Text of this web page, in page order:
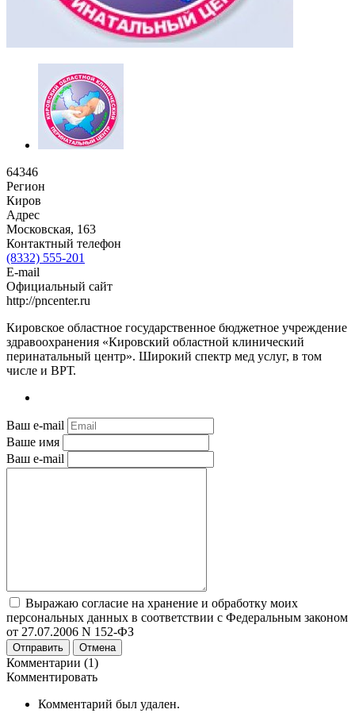
64346
Регион
Киров
Адрес
Московская, 163
Контактный телефон
(8332) 555-201
E-mail
Официальный сайт
http://pncenter.ru
Кировское областное государственное бюджетное учреждение
здравоохранения «Кировский областной клинический
перинатальный центр». Широкий спектр мед услуг, в том
числе и ВРТ.
Ваш e-mail
Ваше имя
Ваш e-mail
Выражаю согласие на хранение и обработку моих
персональных данных в соответствии с Федеральным законом
от 27.07.2006 N 152-ФЗ
Отправить Отмена
Комментарии (1)
Комментировать
Комментарий был удален.